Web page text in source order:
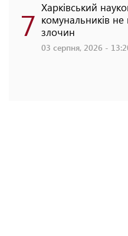
7 Харківський
комунальників
злочин
03 серпня, 2026 -